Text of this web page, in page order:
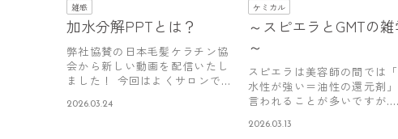
雑感
加水分解PPTとは？
弊社協賛の日本毛髪ケラチン協
会から新しい動画を配信いたし
ました！ 今回はよくサロンで
2026.03.24
ケミカル
～スピエラとGMTの
～
スピエラは美容師の間では
水性が強い＝油性の還元剤」
言われることが多いですが…
2026.03.13